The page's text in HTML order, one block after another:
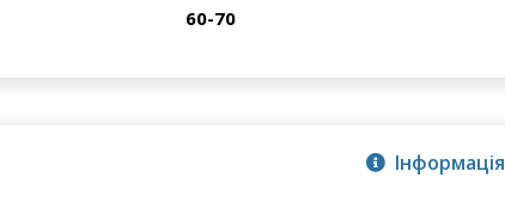
60-70
Інформація